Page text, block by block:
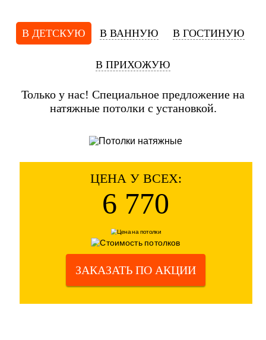
В ДЕТСКУЮ В ВАННУЮ В ГОСТИНУЮ
В ПРИХОЖУЮ
Только у нас! Специальное предложение на
натяжные потолки с установкой.
ЦЕНА У ВСЕХ:
6 770
ЗАКАЗАТЬ ПО АКЦИИ